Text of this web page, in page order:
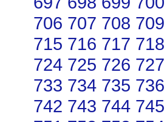
706 707 708 709
715 716 717 718
724 725 726 727
733 734 735 736
742 743 744 745